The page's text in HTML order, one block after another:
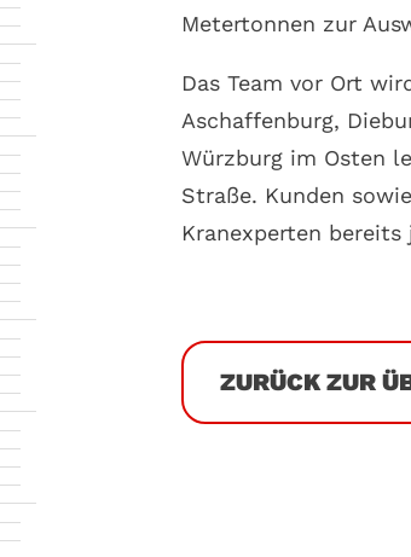
Metertonnen zur
Das Team vor Ort
Aschaffenburg,
Würzburg im Osten
Straße. Kunden
Kranexperten
ZURÜCK ZUR